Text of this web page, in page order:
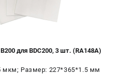
для BDC200, 3 шт. (RA148A)
мкм; Размер: 227*365*1.5 мм